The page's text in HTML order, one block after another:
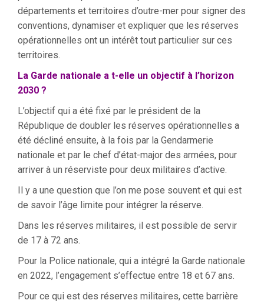
départements et territoires d’outre-mer pour signer des
conventions, dynamiser et expliquer que les réserves
opérationnelles ont un intérêt tout particulier sur ces
territoires.
La Garde nationale a t-elle un objectif à l’horizon
2030 ?
L’objectif qui a été fixé par le président de la
République de doubler les réserves opérationnelles a
été décliné ensuite, à la fois par la Gendarmerie
nationale et par le chef d’état-major des armées, pour
arriver à un réserviste pour deux militaires d’active.
Il y a une question que l’on me pose souvent et qui est
de savoir l’âge limite pour intégrer la réserve.
Dans les réserves militaires, il est possible de servir
de 17 à 72 ans.
Pour la Police nationale, qui a intégré la Garde nationale
en 2022, l’engagement s’effectue entre 18 et 67 ans.
Pour ce qui est des réserves militaires, cette barrière